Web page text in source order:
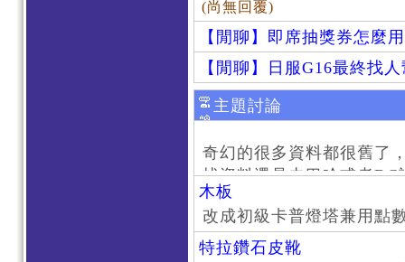
(尚無回覆)
【閒聊】即席抽獎券怎麼
【閒聊】日服G16最終找
主題討論
奇幻的很多資料都很舊了
找資料還是去巴哈或者
了。
木板
改成初級卡普燈塔兼用點
特拉鑽石皮靴